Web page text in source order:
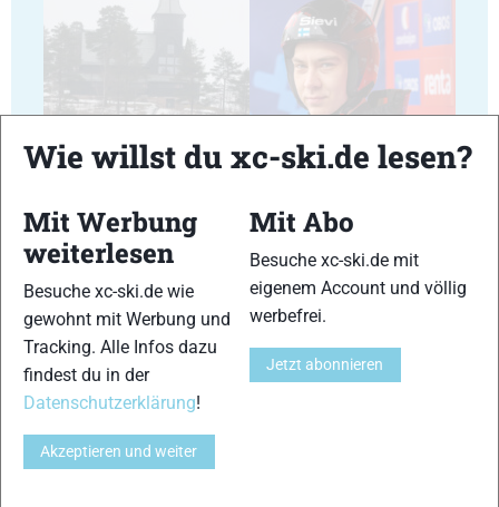
23 24
25
Wie willst du xc-ski.de lesen?
Mit Werbung
weiterlesen
Besuche xc-ski.de wie
gewohnt mit Werbung und
Tracking. Alle Infos dazu
findest du in der
Datenschutzerklärung!
Akzeptieren und weiter
Mit Abo
Besuche xc-ski.de mit
eigenem Account und völlig
werbefrei.
Jetzt abonnieren